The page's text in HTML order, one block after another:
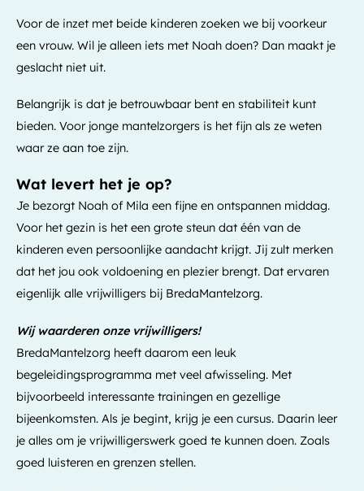
Voor de inzet met beide kinderen zoeken we bij voorkeur
een vrouw. Wil je alleen iets met Noah doen? Dan maakt je
geslacht niet uit.
Belangrijk is dat je betrouwbaar bent en stabiliteit kunt
bieden. Voor jonge mantelzorgers is het fijn als ze weten
waar ze aan toe zijn.
Wat levert het je op?
Je bezorgt Noah of Mila een fijne en ontspannen middag.
Voor het gezin is het een grote steun dat één van de
kinderen even persoonlijke aandacht krijgt. Jij zult merken
dat het jou ook voldoening en plezier brengt. Dat ervaren
eigenlijk alle vrijwilligers bij BredaMantelzorg.
Wij waarderen onze vrijwilligers!
BredaMantelzorg heeft daarom een leuk
begeleidingsprogramma met veel afwisseling. Met
bijvoorbeeld interessante trainingen en gezellige
bijeenkomsten. Als je begint, krijg je een cursus. Daarin leer
je alles om je vrijwilligerswerk goed te kunnen doen. Zoals
goed luisteren en grenzen stellen.